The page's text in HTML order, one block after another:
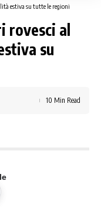
estiva su tutte le regioni
rovesci al
su
10 Min Read